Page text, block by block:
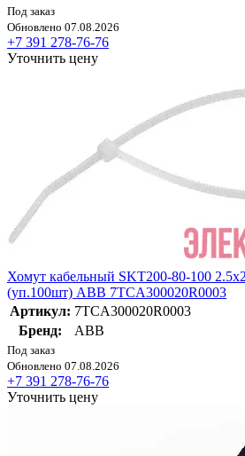
Под заказ
Обновлено 07.08.2026
+7 391 278-76-76
Уточнить цену
Хомут кабельный SKT200-80-100
(уп.100шт) ABB 7TCA300020R0003
Артикул: 7TCA300020R0003
Бренд:
ABB
Под заказ
Обновлено 07.08.2026
+7 391 278-76-76
Уточнить цену